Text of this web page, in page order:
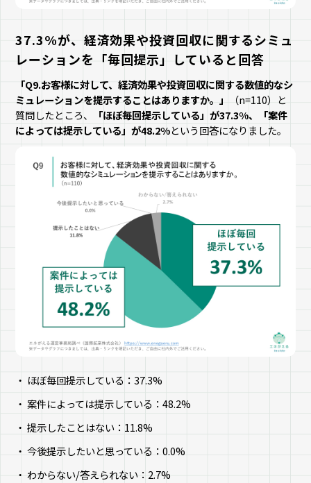
37.3%が、経済効果や投資回収に関するシミュ
レーションを「毎回提示」していると回答
「Q9.お客様に対して、経済効果や投資回収に関する数値的なシ
ミュレーションを提示することはありますか。」
（n=110）と
質問したところ、
「ほぼ毎回提示している」が37.3%、「案件
によっては提示している」が48.2%という回答になりました。
ほぼ毎回提示している：37.3%
案件によっては提示している：48.2%
提示したことはない：11.8%
今後提示したいと思っている：0.0%
わからない/答えられない：2.7%